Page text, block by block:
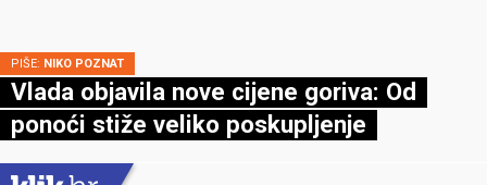
PIŠE: NIKO POZNAT
Vlada objavila nove cijene goriva: Od
ponoći stiže veliko poskupljenje